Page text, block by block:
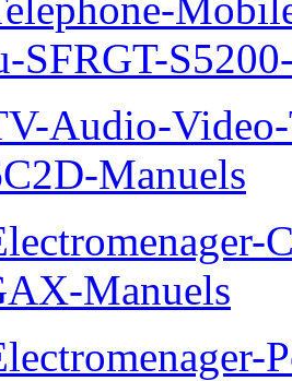
SFRGT-
Audio-
Manuels
Manuels